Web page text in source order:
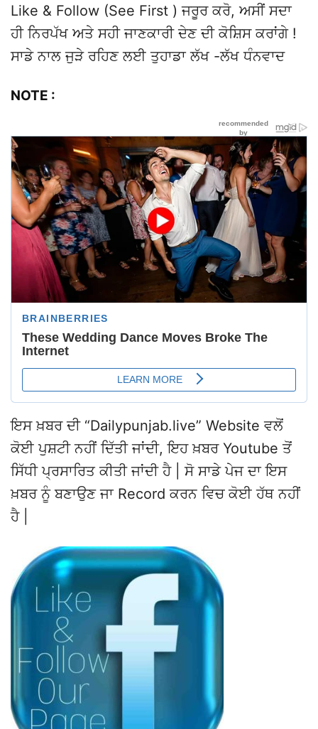
Like & Follow (See First ) ਜਰੂਰ ਕਰੋ, ਅਸੀਂ ਸਦਾ
ਹੀ ਨਿਰਪੱਖ ਅਤੇ ਸਹੀ ਜਾਣਕਾਰੀ ਦੇਣ ਦੀ ਕੋਸ਼ਿਸ ਕਰਾਂਗੇ !
ਸਾਡੇ ਨਾਲ ਜੁੜੇ ਰਹਿਣ ਲਈ ਤੁਹਾਡਾ ਲੱਖ -ਲੱਖ ਧੰਨਵਾਦ
NOTE :
ਇਸ ਖ਼ਬਰ ਦੀ “Dailypunjab.live” Website ਵਲੋਂ
ਕੋਈ ਪੁਸ਼ਟੀ ਨਹੀਂ ਦਿੱਤੀ ਜਾਂਦੀ, ਇਹ ਖ਼ਬਰ Youtube ਤੋਂ
ਸਿੱਧੀ ਪ੍ਰਸਾਰਿਤ ਕੀਤੀ ਜਾਂਦੀ ਹੈ | ਸੋ ਸਾਡੇ ਪੇਜ ਦਾ ਇਸ
ਖ਼ਬਰ ਨੂੰ ਬਣਾਉਣ ਜਾ Record ਕਰਨ ਵਿਚ ਕੋਈ ਹੱਥ ਨਹੀਂ
ਹੈ |